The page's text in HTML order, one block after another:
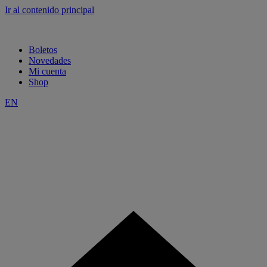
Ir al contenido principal
Boletos
Novedades
Mi cuenta
Shop
EN